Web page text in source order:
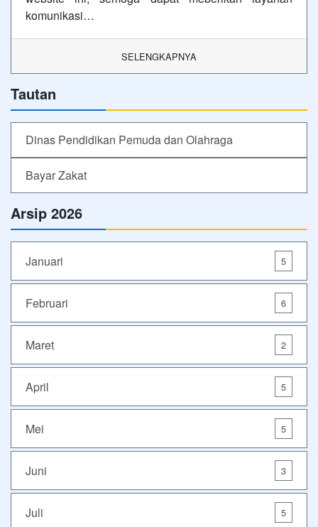
komunikasi…
SELENGKAPNYA
Tautan
Dinas Pendidikan Pemuda dan Olahraga
Bayar Zakat
Arsip 2026
Januari 5
Februari 6
Maret 2
April 5
Mei 5
Juni 3
Juli 5